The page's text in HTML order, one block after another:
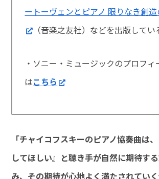
ートーヴェンとピアノ 限りなき創造
（音楽之友社）などを出版してい
・ソニー・ミュージックのプロフィ
はこちら
「チャイコフスキーのピアノ協奏曲は
してほしい』と聴き手が自然に期待す
み、その期待が心地よく満たされてい